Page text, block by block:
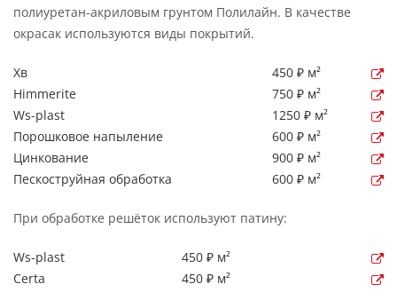
полиуретан-акриловым грунтом Полилайн. В качестве
окрасак используются виды покрытий.
Хв
450 ₽ м²
Himmerite
750 ₽ м²
Ws-plast
1250 ₽ м²
Порошковое напыление
600 ₽ м²
Цинкование
900 ₽ м²
Пескоструйная обработка
600 ₽ м²
При обработке решёток используют патину:
Ws-plast
450 ₽ м²
Certa
450 ₽ м²